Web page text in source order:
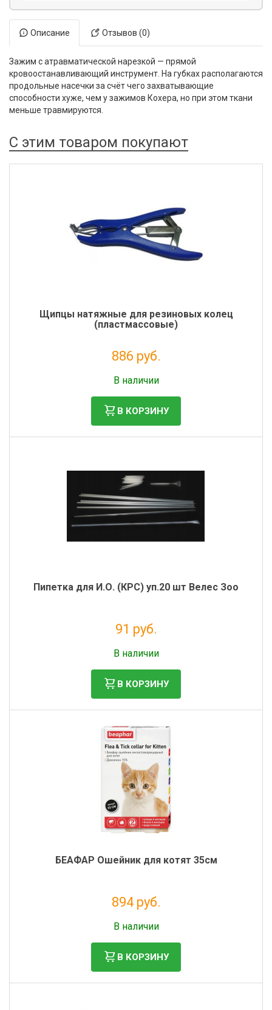
Описание Отзывов (0)
Зажим с атравматической нарезкой — прямой
кровоостанавливающий инструмент. На губках располагаются
продольные насечки за счёт чего захватывающие
способности хуже, чем у зажимов Кохера, но при этом ткани
меньше травмируются.
С этим товаром покупают
Щипцы натяжные для резиновых колец
(пластмассовые)
886 руб.
В наличии
В КОРЗИНУ
Пипетка для И.О. (КРС) уп.20 шт Велес Зоо
91 руб.
В наличии
В КОРЗИНУ
БЕАФАР Ошейник для котят 35см
894 руб.
В наличии
В КОРЗИНУ